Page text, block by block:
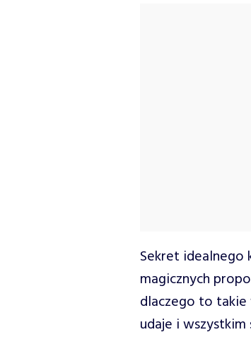
Sekret idealnego
magicznych
dlaczego to takie
udaje i wszystkim